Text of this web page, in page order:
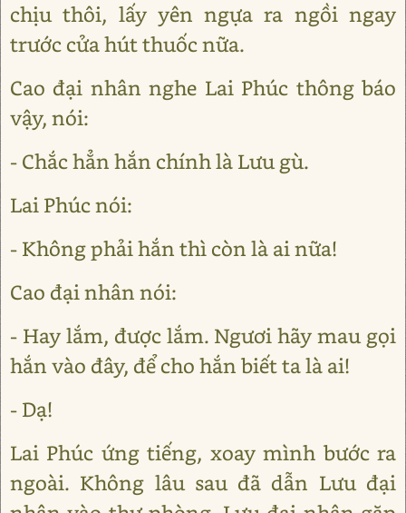
chịu thôi, lấy yên ngựa ra ngồi ngay
trước cửa hút thuốc nữa.
Cao đại nhân nghe Lai Phúc thông báo
vậy, nói:
- Chắc hẳn hắn chính là Lưu gù.
Lai Phúc nói:
- Không phải hắn thì còn là ai nữa!
Cao đại nhân nói:
- Hay lắm, được lắm. Ngươi hãy mau gọi
hắn vào đây, để cho hắn biết ta là ai!
- Dạ!
Lai Phúc ứng tiếng, xoay mình bước ra
ngoài. Không lâu sau đã dẫn Lưu đại